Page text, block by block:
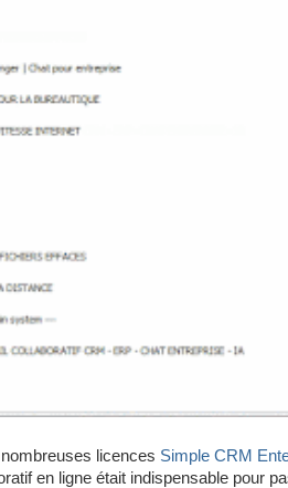
licences Simple CRM
en ligne était indispensable pour